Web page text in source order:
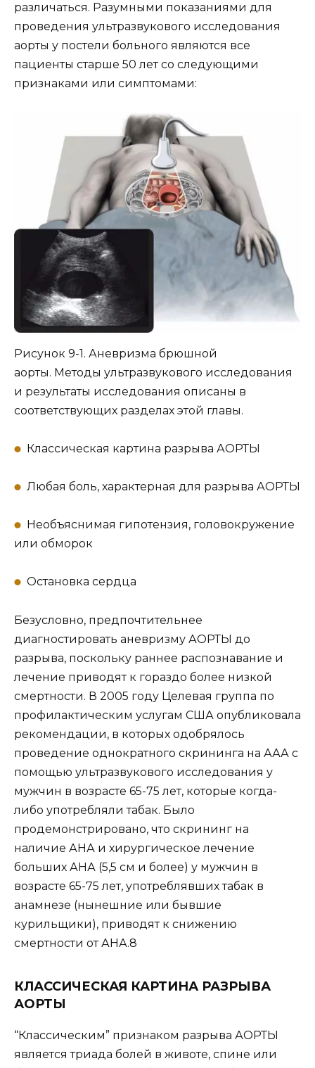
различаться. Разумными показаниями для
проведения ультразвукового исследования
аорты у постели больного являются все
пациенты старше 50 лет со следующими
признаками или симптомами:
Рисунок 9-1. Аневризма брюшной
аорты. Методы ультразвукового исследования
и результаты исследования описаны в
соответствующих разделах этой главы.
Классическая картина разрыва АОРТЫ
Любая боль, характерная для разрыва АОРТЫ
Необъяснимая гипотензия, головокружение
или обморок
Остановка сердца
Безусловно, предпочтительнее
диагностировать аневризму АОРТЫ до
разрыва, поскольку раннее распознавание и
лечение приводят к гораздо более низкой
смертности. В 2005 году Целевая группа по
профилактическим услугам США опубликовала
рекомендации, в которых одобрялось
проведение однократного скрининга на ААА с
помощью ультразвукового исследования у
мужчин в возрасте 65-75 лет, которые когда-
либо употребляли табак. Было
продемонстрировано, что скрининг на
наличие АНА и хирургическое лечение
больших АНА (5,5 см и более) у мужчин в
возрасте 65-75 лет, употреблявших табак в
анамнезе (нынешние или бывшие
курильщики), приводят к снижению
смертности от АНА.8
КЛАССИЧЕСКАЯ КАРТИНА РАЗРЫВА
АОРТЫ
“Классическим” признаком разрыва АОРТЫ
является триада болей в животе, спине или